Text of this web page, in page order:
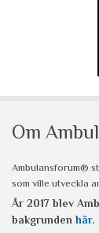
Om
Ambulansforum®
som ville utveckla
År 2017 blev
bakgrunden här.